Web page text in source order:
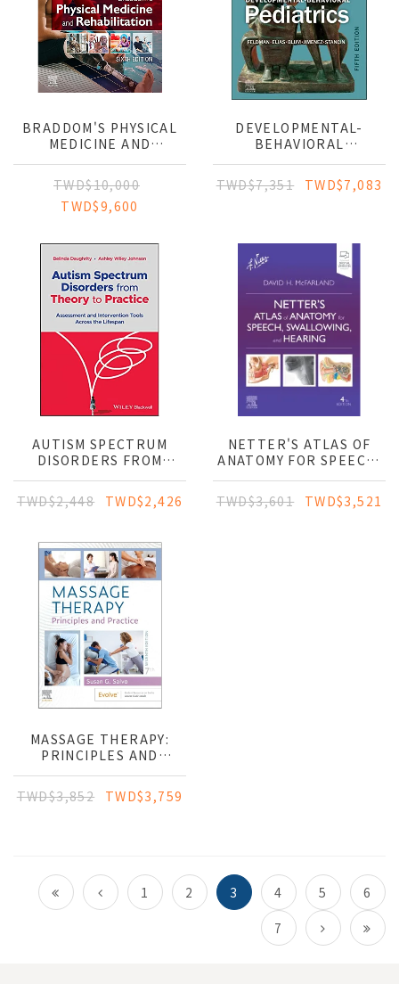
BRADDOM'S PHYSICAL
MEDICINE AND
REHABILITATION
TWD$10,000
TWD$9,600
DEVELOPMENTAL-
BEHAVIORAL
PEDIATRICS
TWD$7,351
TWD$7,083
AUTISM SPECTRUM
DISORDERS FROM
THEORY TO PRACTICE:
ASSESSMENT AND
INTERVENTION TOOLS
TWD$2,448 TWD$2,426
NETTER'S ATLAS OF
ANATOMY FOR SPEECH,
SWALLOWING, AND
HEARING
TWD$3,601 TWD$3,521
MASSAGE THERAPY:
PRINCIPLES AND
PRACTICE
TWD$3,852
TWD$3,759
1 2 3 4 5
6
7